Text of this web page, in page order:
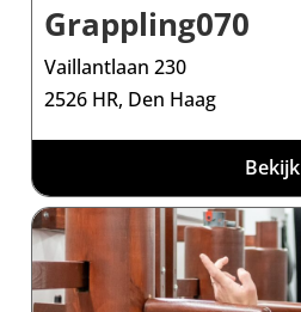
Grappling070
Vaillantlaan 230
2526 HR, Den Haag
Bekijk